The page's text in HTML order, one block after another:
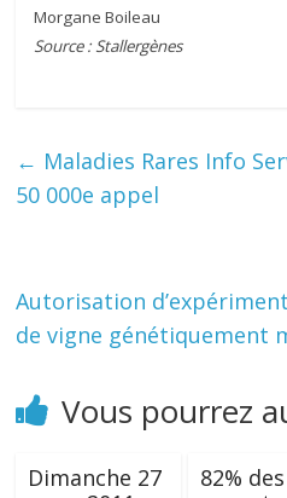
Morgane Boileau
Source : Stallergènes
← Maladies Rares Info
50 000e appel
Autorisation
de vigne génétiquement
Vous pourrez
Dimanche 27
82% des